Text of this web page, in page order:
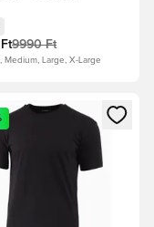
9990 Ft
Medium, Large, X-Large
vagy a tagként
egy modált a